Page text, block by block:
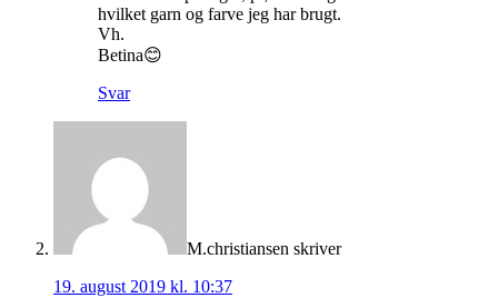
hvilket garn og farve jeg har brugt.
Vh.
Betina😊
Svar
M.christiansen skriver
19. august 2019 kl. 10:37